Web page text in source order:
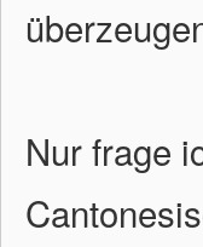
Nur frage